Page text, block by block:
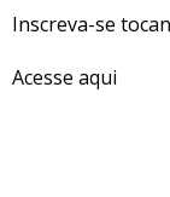
Inscreva-se
Acesse aqui